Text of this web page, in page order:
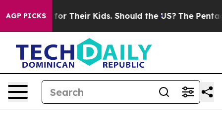
AGP PICKSfor Their Kids. Should the US? The